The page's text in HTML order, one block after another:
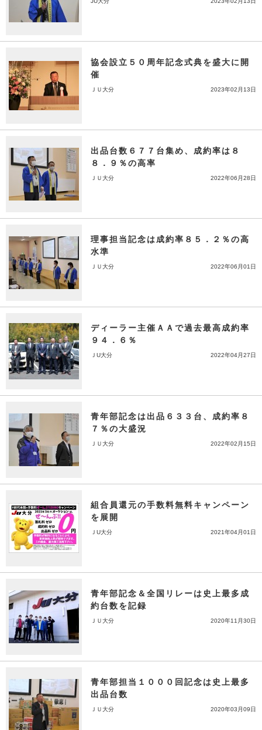
協会設立５０周年記念式典を盛大に開
催
ＪＵ大分 2023年02月13日
出品台数６７７台集め、成約率は８
８．９％の高率
ＪＵ大分 2022年06月28日
理事担当記念は成約率８５．２％の高
水準
ＪＵ大分 2022年06月01日
ディーラー主催ＡＡで過去最高成約率
９４．６％
ＪU大分 2022年04月27日
青年部記念は出品６３３台、成約率８
７％の大盛況
ＪＵ大分 2022年02月15日
組合員還元の手数料無料キャンペーン
を展開
ＪU大分 2021年04月01日
青年部記念＆全国リレーは史上最多成
約台数を記録
ＪＵ大分 2020年11月30日
青年部担当１０００回記念は史上最多
出品台数
ＪＵ大分 2020年03月09日